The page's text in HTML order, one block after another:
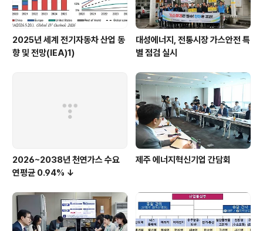
2025년 세계 전기자동차 산업 동
향 및 전망(IEA)1)
대성에너지, 전통시장 가스안전 특
별 점검 실시
2026~2038년 천연가스 수요
연평균 0.94% ↓
제주 에너지혁신기업 간담회